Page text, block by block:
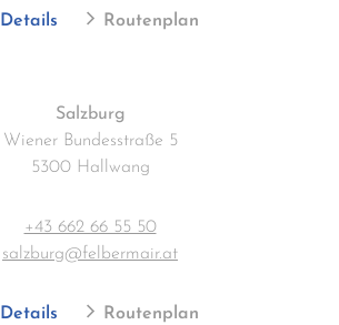
Details Routenplan
Salzburg
Wiener Bundesstraße 5
5300 Hallwang
+43 662 66 55 50
salzburg@felbermair.at
Details Routenplan